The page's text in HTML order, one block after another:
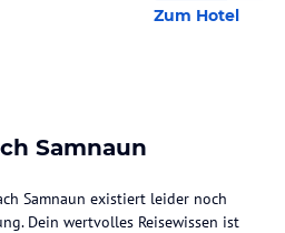
Zum Hotel
Samnaun
Samnaun existiert leider noch
Dein wertvolles Reisewissen ist